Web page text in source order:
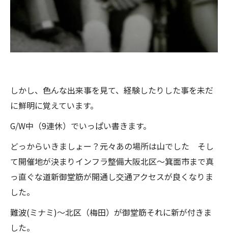
しかし、色んな出来事を見て、経験したりした事を未だ
に鮮明に覚えています。
G/W中（9連休）でいっぱい書きます。
どっからいきましょー？元々あの場所は山でした そし
て開催地が決まりインフラ整備大阪北区〜箕面市まで真
っ直ぐな道新御堂筋が開通し交通アクセスが良くなりま
した。
難波(ミナミ)〜北区（梅田）が御堂筋それに新が付きま
した。